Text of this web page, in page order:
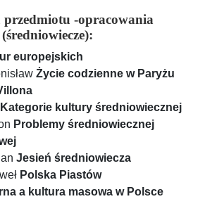
-opracowania
(średniowiecze):
europejskich
Życie codzienne w Paryżu
Kategorie kultury średniowiecznej
Problemy średniowiecznej
Jesień średniowiecza
Polska Piastów
a kultura masowa w Polsce